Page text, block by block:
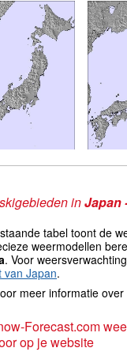
inJapan
tabel toont de
weermodellen
. Voor
van Japan.
meer informatie
Forecast.com
op je website